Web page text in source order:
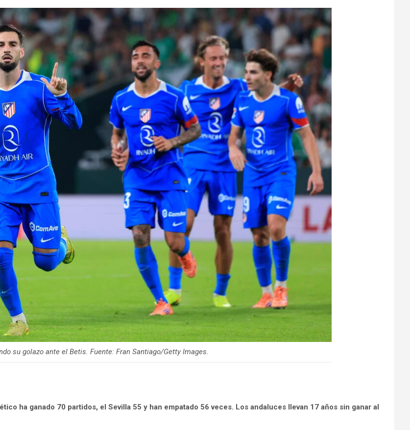
su golazo ante el Betis. Fuente: Fran Santiago/Getty Images.
ha ganado 70 partidos, el Sevilla 55 y han empatado 56 veces. Los andaluces llevan 17 años sin ganar al